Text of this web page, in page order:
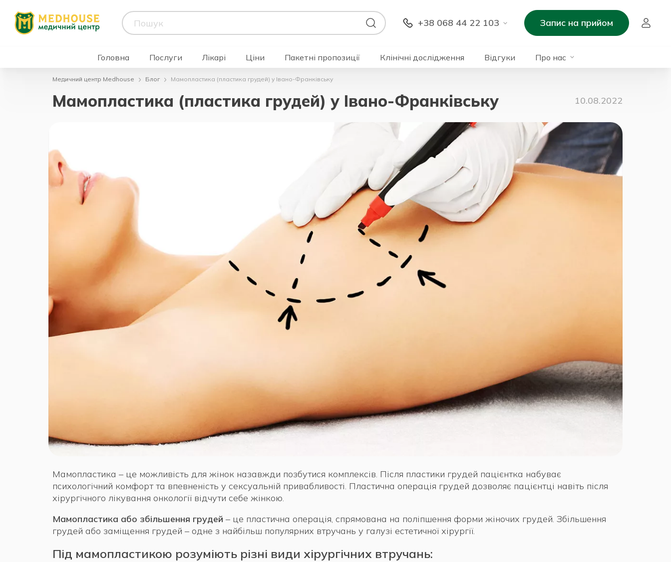
+38 068 44 22 103 Запис на прийом
Головна Послуги Лікарі Ціни Пакетні пропозиції Клінічні дослідження Відгуки Про нас
Медичний центр Medhouse Блог Мамопластика (пластика грудей) у Івано-Франківську
Мамопластика (пластика грудей) у Івано-Франківську 10.08.2022
Мамопластика – це можливість для жінок назавжди позбутися комплексів. Після пластики грудей пацієнтка набуває
психологічний комфорт та впевненість у сексуальній привабливості. Пластична операція грудей дозволяє пацієнтці навіть після
хірургічного лікування онкології відчути себе жінкою.
Мамопластика або збільшення грудей – це пластична операція, спрямована на поліпшення форми жіночих грудей. Збільшення
грудей або заміщення грудей – одне з найбільш популярних втручань у галузі естетичної хірургії.
Під мамопластикою розуміють різні види хірургічних втручань: